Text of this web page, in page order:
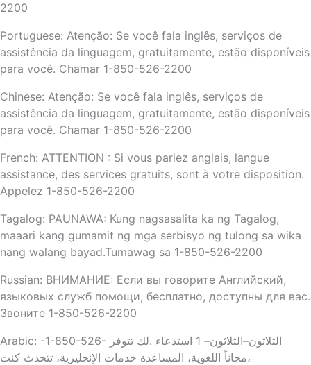
2200
Portuguese: Atenção: Se você fala inglês, serviços de
assistência da linguagem, gratuitamente, estão disponíveis
para você. Chamar 1-850-526-2200
Chinese: Atenção: Se você fala inglês, serviços de
assistência da linguagem, gratuitamente, estão disponíveis
para você. Chamar 1-850-526-2200
French: ATTENTION : Si vous parlez anglais, langue
assistance, des services gratuits, sont à votre disposition.
Appelez 1-850-526-2200
Tagalog: PAUNAWA: Kung nagsasalita ka ng Tagalog,
maaari kang gumamit ng mga serbisyo ng tulong sa wika
nang walang bayad.Tumawag sa 1-850-526-2200
Russian: ВНИМАНИЕ: Если вы говорите Английский,
языковых служб помощи, бесплатно, доступны для вас.
Звоните 1-850-526-2200
Arabic: -1-850-526- الثلاثون–الثلاثون– 1 استدعاء .لك تتوفر
،مجاناً اللغوية، المساعدة خدمات الإنجليزية، تتحدث كنت